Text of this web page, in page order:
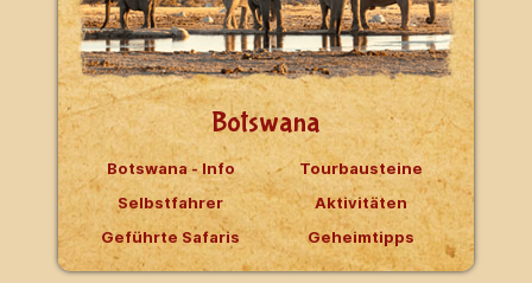
Botswana
Botswana - Info
Selbstfahrer
Geführte Safaris
Tourbausteine
Aktivitäten
Geheimtipps